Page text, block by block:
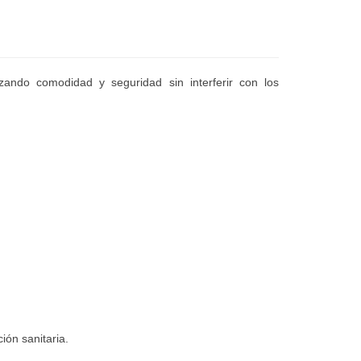
comodidad y seguridad sin interferir con los
sanitaria.